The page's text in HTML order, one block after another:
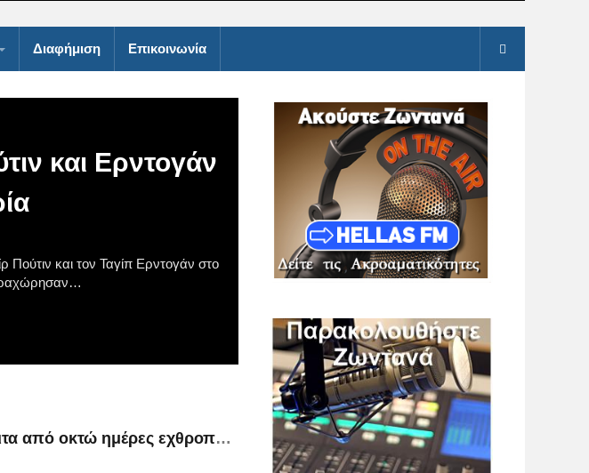
Διαφήμιση Επικοινωνία
και Ερντογάν
Πούτιν και τον Ταγίπ Ερντογάν στο
Σε ισχύ από τις 21:00 το βράδυ Εκεχειρία επιτεύχθηκε στη Γάζα έπειτα από οκτώ ημέρες εχθροπραξιών